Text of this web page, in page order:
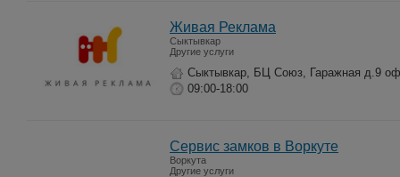
Живая Реклама
Сыктывкар
Другие услуги
Сыктывкар, БЦ Союз, Гаражная д.9
09:00-18:00
Сервис замков в Воркуте
Воркута
Другие услуги